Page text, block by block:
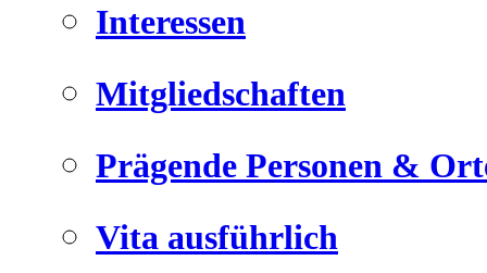
Interessen
Mitgliedschaften
Prägende Personen &
Vita ausführlich